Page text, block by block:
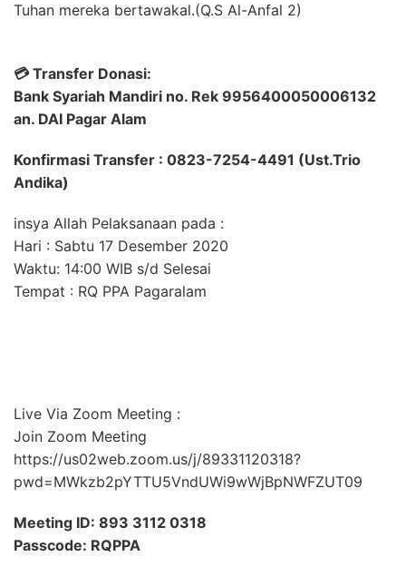
Tuhan mereka bertawakal.(Q.S Al-Anfal 2)
💳 Transfer Donasi:
Bank Syariah Mandiri no. Rek 9956400050006132
an. DAI Pagar Alam
Konfirmasi Transfer : 0823-7254-4491 (Ust.Trio
Andika)
insya Allah Pelaksanaan pada :
Hari : Sabtu 17 Desember 2020
Waktu: 14:00 WIB s/d Selesai
Tempat : RQ PPA Pagaralam
Live Via Zoom Meeting :
Join Zoom Meeting
https://us02web.zoom.us/j/89331120318?
pwd=MWkzb2pYTTU5VndUWi9wWjBpNWFZUT09
Meeting ID: 893 3112 0318
Passcode: RQPPA